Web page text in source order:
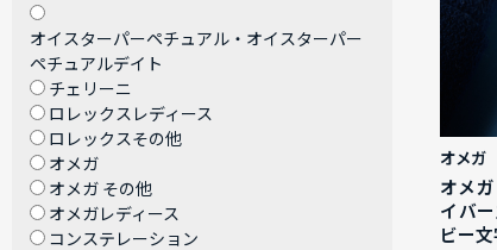
オイスターパーペチュアル・オイスターパー
ペチュアルデイト
チェリーニ
ロレックスレディース
ロレックスその他
オメガ
オメガ その他
オメガレディース
コンステレーション
オメガ
オメ
イバ
ビー